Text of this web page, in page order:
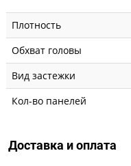
Плотность
Обхват головы
Вид застежки
Кол-во панелей
Доставка и оплата